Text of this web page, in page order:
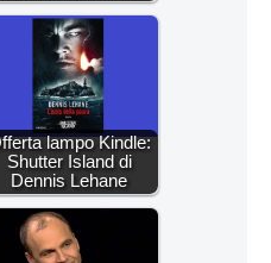
lampo Kindle:
Shutter Island di
Dennis Lehane